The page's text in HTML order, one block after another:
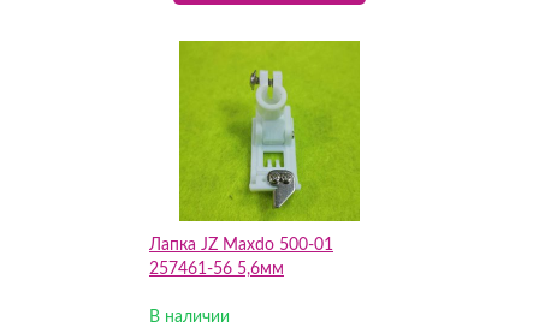
Лапка JZ Maxdo 500-01
257461-56 5,6мм
В наличии